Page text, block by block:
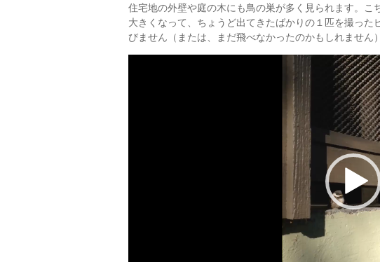
住宅地の外壁や庭の木にも鳥の巣が多く見られます。
大きくなって、ちょうど出てきたばかりの１匹を撮っ
びません（または、まだ飛べなかったのかもしれません